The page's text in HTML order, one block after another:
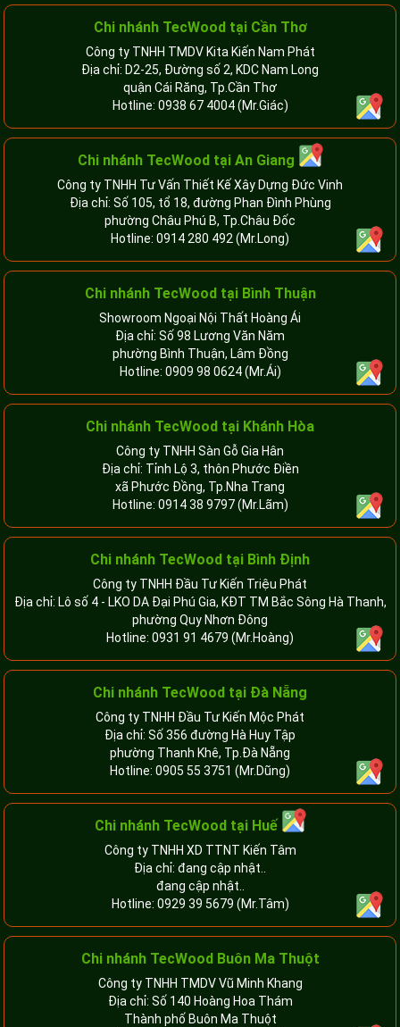
Chi nhánh TecWood tại Cần Thơ
Công ty TNHH TMDV Kita Kiến Nam Phát
Địa chỉ: D2-25, Đường số 2, KDC Nam Long
quận Cái Răng, Tp.Cần Thơ
Hotline: 0938 67 4004(Mr.Giác)
Chi nhánh TecWood tại An Giang
Công ty TNHH Tư Vấn Thiết Kế Xây Dựng Đức Vinh
Địa chỉ: Số 105, tổ 18, đường Phan Đình Phùng
phường Châu Phú B, Tp.Châu Đốc
Hotline: 0914 280 492 (Mr.Long)
Chi nhánh TecWood tại Bình Thuận
Showroom Ngoại Nội Thất Hoàng Ái
Địa chỉ: Số 98 Lương Văn Năm
phường Bình Thuận, Lâm Đồng
Hotline: 0909 98 0624(Mr.Ái)
Chi nhánh TecWood tại Khánh Hòa
Công ty TNHH Sàn Gỗ Gia Hân
Địa chỉ: Tỉnh Lộ 3, thôn Phước Điền
xã Phước Đồng, Tp.Nha Trang
Hotline: 0914 38 9797(Mr.Lãm)
Chi nhánh TecWood tại Bình Định
Công ty TNHH Đầu Tư Kiến Triệu Phát
Địa chỉ: Lô số 4 - LKO DA Đại Phú Gia, KĐT TM Bắc Sông Hà Thanh,
phường Quy Nhơn Đông
Hotline: 0931 91 4679 (Mr.Hoàng)
Chi nhánh TecWood tại Đà Nẵng
Công ty TNHH Đầu Tư Kiến Mộc Phát
Địa chỉ: Số 356 đường Hà Huy Tập
phường Thanh Khê, Tp.Đà Nẵng
Hotline: 0905 55 3751 (Mr.Dũng)
Chi nhánh TecWood tại Huế
Công ty TNHH XD TTNT Kiến Tâm
Địa chỉ: đang cập nhật..
đang cập nhật..
Hotline: 0929 39 5679 (Mr.Tâm)
Chi nhánh TecWood Buôn Ma Thuột
Công ty TNHH TMDV Vũ Minh Khang
Địa chỉ: Số 140 Hoàng Hoa Thám
Thành phố Buôn Ma Thuột